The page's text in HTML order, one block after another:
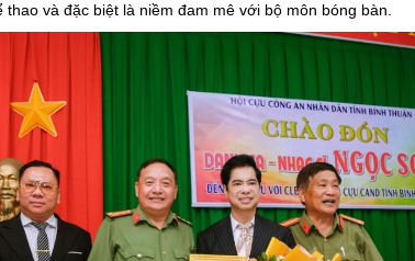
thao và đặc biệt là niềm đam mê với bộ môn bóng bàn.